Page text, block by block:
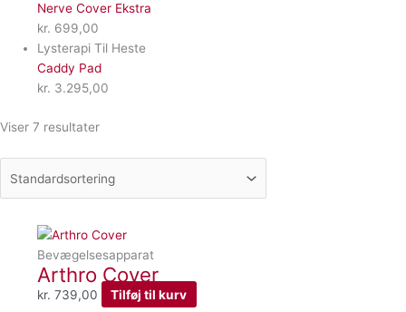
Nerve Cover Ekstra
kr. 699,00
Lysterapi Til Heste
Caddy Pad
kr. 3.295,00
Viser 7 resultater
Bevægelsesapparat
Arthro Cover
kr. 739,00 Tilføj til kurv